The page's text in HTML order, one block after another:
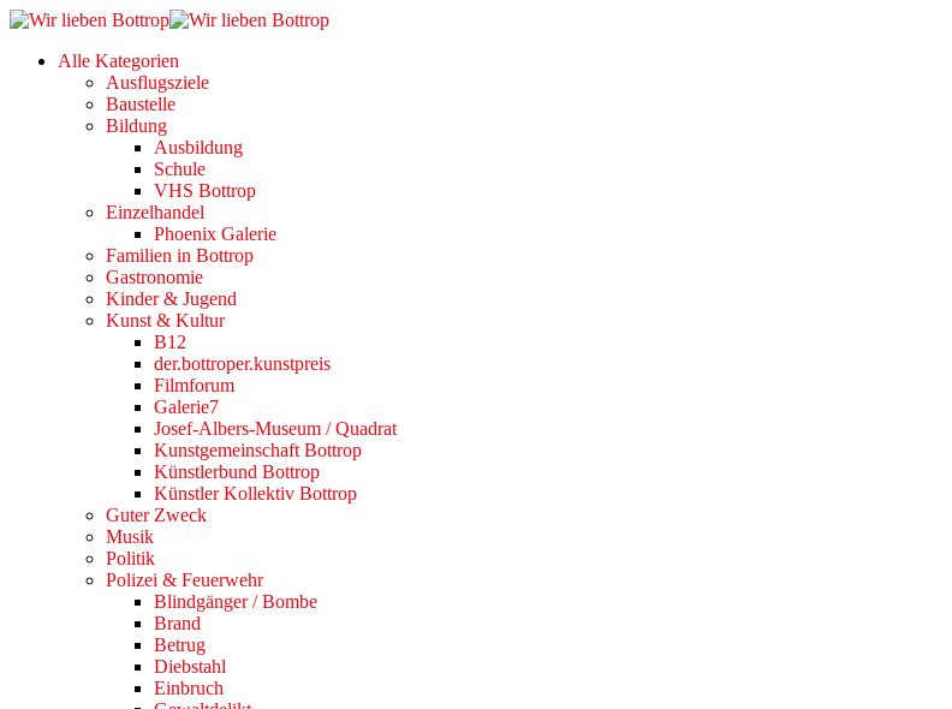
Alle Kategorien
Ausflugsziele
Baustelle
Bildung
Ausbildung
Schule
VHS Bottrop
Einzelhandel
Phoenix Galerie
Familien in Bottrop
Gastronomie
Kinder & Jugend
Kunst & Kultur
B12
der.bottroper.kunstpreis
Filmforum
Galerie7
Josef-Albers-Museum / Quadrat
Kunstgemeinschaft Bottrop
Künstlerbund Bottrop
Künstler Kollektiv Bottrop
Guter Zweck
Musik
Politik
Polizei & Feuerwehr
Blindgänger / Bombe
Brand
Betrug
Diebstahl
Einbruch